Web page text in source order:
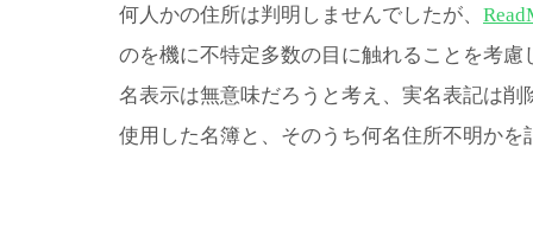
何人かの住所は判明しませんでしたが、
のを機に不特定多数の目に触れることを考慮
名表示は無意味だろうと考え、実名表記は削
使用した名簿と、そのうち何名住所不明かを